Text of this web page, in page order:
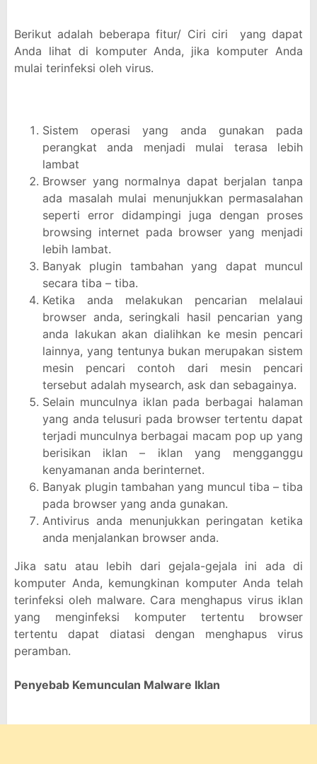
Berikut adalah beberapa fitur/ Ciri ciri yang dapat
Anda lihat di komputer Anda, jika komputer Anda
mulai terinfeksi oleh virus.
Sistem operasi yang anda gunakan pada
perangkat anda menjadi mulai terasa lebih
lambat
Browser yang normalnya dapat berjalan tanpa
ada masalah mulai menunjukkan permasalahan
seperti error didampingi juga dengan proses
browsing internet pada browser yang menjadi
lebih lambat.
Banyak plugin tambahan yang dapat muncul
secara tiba – tiba.
Ketika anda melakukan pencarian melalaui
browser anda, seringkali hasil pencarian yang
anda lakukan akan dialihkan ke mesin pencari
lainnya, yang tentunya bukan merupakan sistem
mesin pencari contoh dari mesin pencari
tersebut adalah mysearch, ask dan sebagainya.
Selain munculnya iklan pada berbagai halaman
yang anda telusuri pada browser tertentu dapat
terjadi munculnya berbagai macam pop up yang
berisikan iklan – iklan yang mengganggu
kenyamanan anda berinternet.
Banyak plugin tambahan yang muncul tiba – tiba
pada browser yang anda gunakan.
Antivirus anda menunjukkan peringatan ketika
anda menjalankan browser anda.
Jika satu atau lebih dari gejala-gejala ini ada di
komputer Anda, kemungkinan komputer Anda telah
terinfeksi oleh malware. Cara menghapus virus iklan
yang menginfeksi komputer tertentu browser
tertentu dapat diatasi dengan menghapus virus
peramban.
Penyebab Kemunculan Malware Iklan